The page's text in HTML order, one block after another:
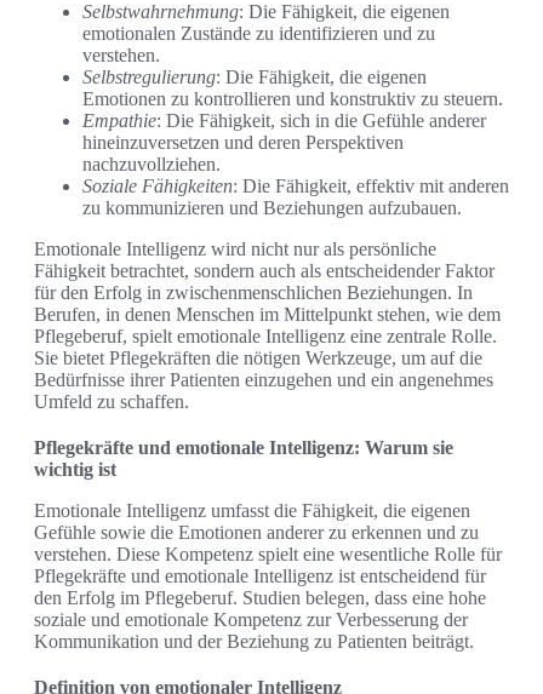
Selbstwahrnehmung: Die Fähigkeit, die eigenen
emotionalen Zustände zu identifizieren und zu
verstehen.
Selbstregulierung: Die Fähigkeit, die eigenen
Emotionen zu kontrollieren und konstruktiv zu steuern.
Empathie: Die Fähigkeit, sich in die Gefühle anderer
hineinzuversetzen und deren Perspektiven
nachzuvollziehen.
Soziale Fähigkeiten: Die Fähigkeit, effektiv mit anderen
zu kommunizieren und Beziehungen aufzubauen.
Emotionale Intelligenz wird nicht nur als persönliche
Fähigkeit betrachtet, sondern auch als entscheidender Faktor
für den Erfolg in zwischenmenschlichen Beziehungen. In
Berufen, in denen Menschen im Mittelpunkt stehen, wie dem
Pflegeberuf, spielt emotionale Intelligenz eine zentrale Rolle.
Sie bietet Pflegekräften die nötigen Werkzeuge, um auf die
Bedürfnisse ihrer Patienten einzugehen und ein angenehmes
Umfeld zu schaffen.
Pflegekräfte und emotionale Intelligenz: Warum sie
wichtig ist
Emotionale Intelligenz umfasst die Fähigkeit, die eigenen
Gefühle sowie die Emotionen anderer zu erkennen und zu
verstehen. Diese Kompetenz spielt eine wesentliche Rolle für
Pflegekräfte und emotionale Intelligenz ist entscheidend für
den Erfolg im Pflegeberuf. Studien belegen, dass eine hohe
soziale und emotionale Kompetenz zur Verbesserung der
Kommunikation und der Beziehung zu Patienten beiträgt.
Definition von emotionaler Intelligenz